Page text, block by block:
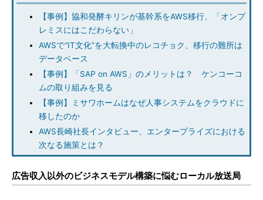
【事例】協和発酵キリンが基幹系をAWS移行、「オンプ
レミスにはこだわらない」
AWSで“IT文化”を大転換中のレコチョク、移行の難所は
データベース
【事例】「SAP on AWS」のメリットは？ ケンコーコ
ムの取り組みを見る
【事例】ミサワホームはなぜ人事システムをクラウドに
移したのか
AWS長崎社長インタビュー、エンタープライズにおける
次なる施策とは？
広告収入以外のビジネスモデル構築に悩むローカル放送局